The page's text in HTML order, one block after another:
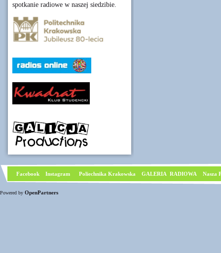
spotkanie radiowe w naszej siedzibie.
Facebook Instagram Poliechnika Krakowska GALERIA RADIOWA Nasza
Powered by OpenPartners